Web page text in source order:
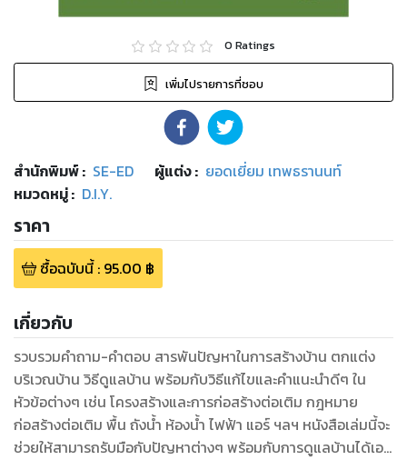
0 Ratings
เพิ่มไปรายการที่ชอบ
สำนักพิมพ์: SE-ED ผู้แต่ง : ยอดเยี่ยม เทพธรานนท์
หมวดหมู่: D.I.Y.
ราคา
ซื้อฉบับนี้: 95.00 ฿
เกี่ยวกับ
รวบรวมคำถาม-คำตอบ สารพันปัญหาในการสร้างบ้าน ตกแต่ง
บริเวณบ้าน วิธีดูแลบ้าน พร้อมกับวิธีแก้ไขและคำแนะนำดีๆ ใน
หัวข้อต่างๆ เช่น โครงสร้างและการก่อสร้างต่อเติม กฎหมาย
ก่อสร้างต่อเติม พื้น ถังน้ำ ห้องน้ำ ไฟฟ้า แอร์ ฯลฯ หนังสือเล่มนี้จะ
ช่วยให้สามารถรับมือกับปัญหาต่างๆ พร้อมกับการดูแลบ้านได้เอง